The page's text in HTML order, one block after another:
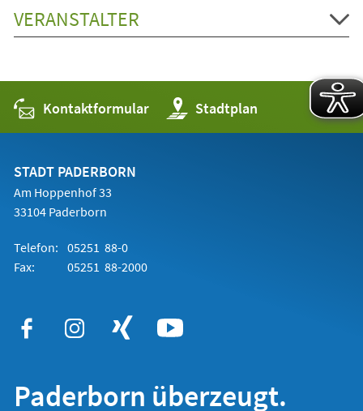
VERANSTALTER
Kontaktformular Stadtplan
(Öffnet
in
einem
STADT PADERBORN
Am Hoppenhof 33
33104 Paderborn
Telefon: 05251 88-0
Fax:
05251 88-2000
Paderborn überzeugt.